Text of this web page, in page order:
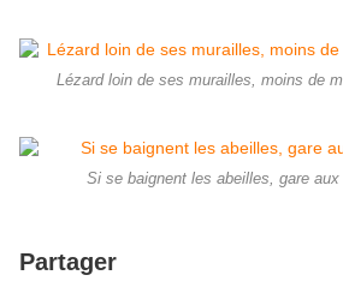
Lézard loin de ses murailles, moins de
Si se baignent les abeilles, gare
Partager